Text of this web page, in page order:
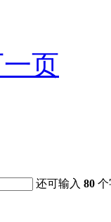
页
还可输入80 个